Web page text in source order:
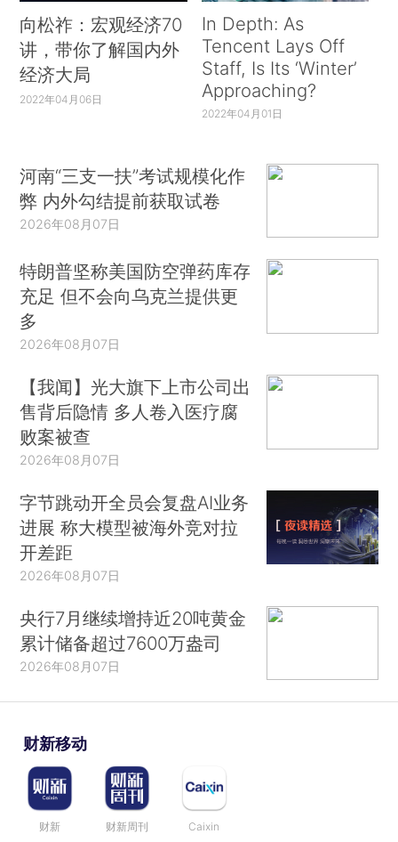
向松祚：宏观经济70
讲，带你了解国内外
经济大局
2022年04月06日
In Depth: As
Tencent Lays Off
Staff, Is Its ‘Winter’
Approaching?
2022年04月01日
河南“三支一扶”考试规模化作
弊 内外勾结提前获取试卷
2026年08月07日
特朗普坚称美国防空弹药库存
充足 但不会向乌克兰提供更
多
2026年08月07日
【我闻】光大旗下上市公司出
售背后隐情 多人卷入医疗腐
败案被查
2026年08月07日
字节跳动开全员会复盘AI业务
进展 称大模型被海外竞对拉
开差距
2026年08月07日
央行7月继续增持近20吨黄金
累计储备超过7600万盎司
2026年08月07日
财新移动
财新 财新周刊 Caixin